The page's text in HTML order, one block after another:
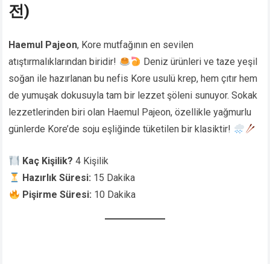
전)
Haemul Pajeon, Kore mutfağının en sevilen
atıştırmalıklarından biridir!
Deniz ürünleri ve taze yeşil
soğan ile hazırlanan bu nefis Kore usulü krep, hem çıtır hem
de yumuşak dokusuyla tam bir lezzet şöleni sunuyor. Sokak
lezzetlerinden biri olan Haemul Pajeon, özellikle yağmurlu
günlerde Kore’de soju eşliğinde tüketilen bir klasiktir!
Kaç Kişilik? 4 Kişilik
Hazırlık Süresi: 15 Dakika
Pişirme Süresi: 10 Dakika